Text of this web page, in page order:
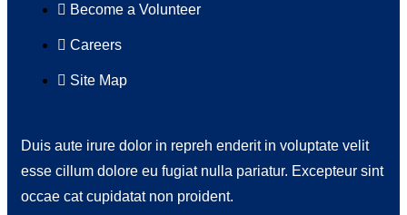
Become a Volunteer
Careers
Site Map
Duis aute irure dolor in repreh enderit in voluptate velit
esse cillum dolore eu fugiat nulla pariatur. Excepteur sint
occae cat cupidatat non proident.